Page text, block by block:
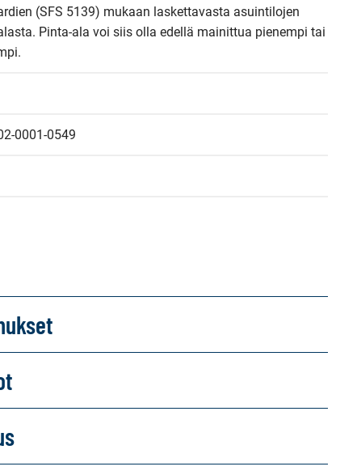
(SFS 5139) mukaan laskettavasta asuintilojen
Pinta-ala voi siis olla edellä mainittua pienempi tai
0001-0549